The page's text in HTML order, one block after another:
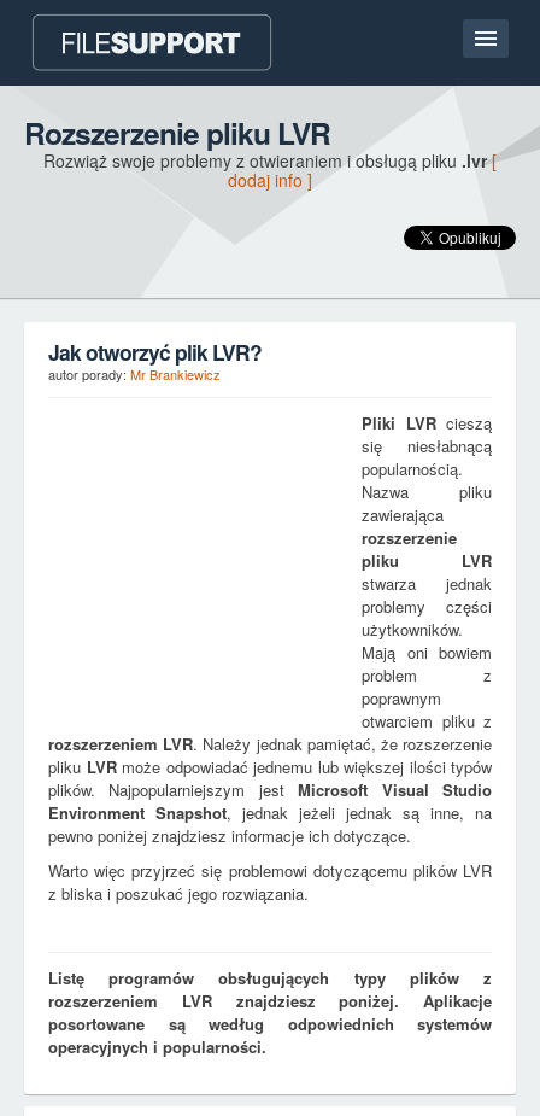
Kontakt
Rozszerzenie pliku LVR
Rozwiąż swoje problemy z otwieraniem i obsługą pliku .lvr [
dodaj info ]
Jak otworzyć plik LVR?
autor porady: Mr Brankiewicz
Pliki LVRcieszą
się niesłabnącą
popularnością.
Nazwa pliku
zawierająca
rozszerzenie
pliku LVR
stwarza jednak
problemy części
użytkowników.
Mają oni bowiem
problem z
poprawnym
otwarciem pliku z
rozszerzeniem LVR. Należy jednak pamiętać, że rozszerzenie
pliku LVRmoże odpowiadać jednemu lub większej ilości typów
plików. Najpopularniejszym jestMicrosoft Visual Studio
Environment Snapshot, jednak jeżeli jednak są inne, na
pewno poniżej znajdziesz informacje ich dotyczące.
Warto więc przyjrzeć się problemowi dotyczącemu plików LVR
z bliska i poszukać jego rozwiązania.
Listę programów obsługujących typy plików z
rozszerzeniem LVR znajdziesz poniżej. Aplikacje
posortowane są według odpowiednich systemów
operacyjnych i popularności.